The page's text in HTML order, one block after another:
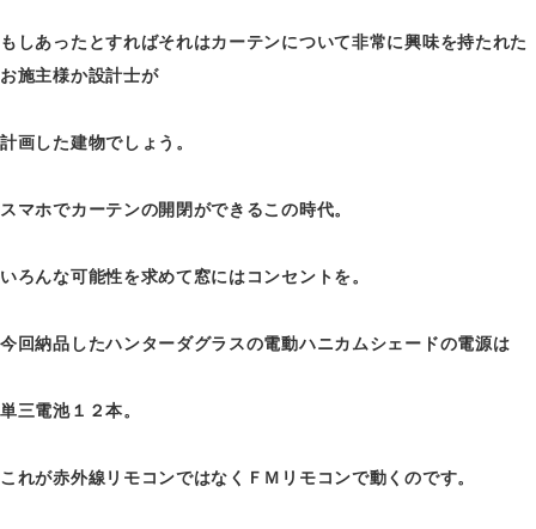
もしあったとすればそれはカーテンについて非常に興味を持たれた
お施主様か設計士が
計画した建物でしょう。
スマホでカーテンの開閉ができるこの時代。
いろんな可能性を求めて窓にはコンセントを。
今回納品したハンターダグラスの電動ハニカムシェードの電源は
単三電池１２本。
これが赤外線リモコンではなくＦＭリモコンで動くのです。